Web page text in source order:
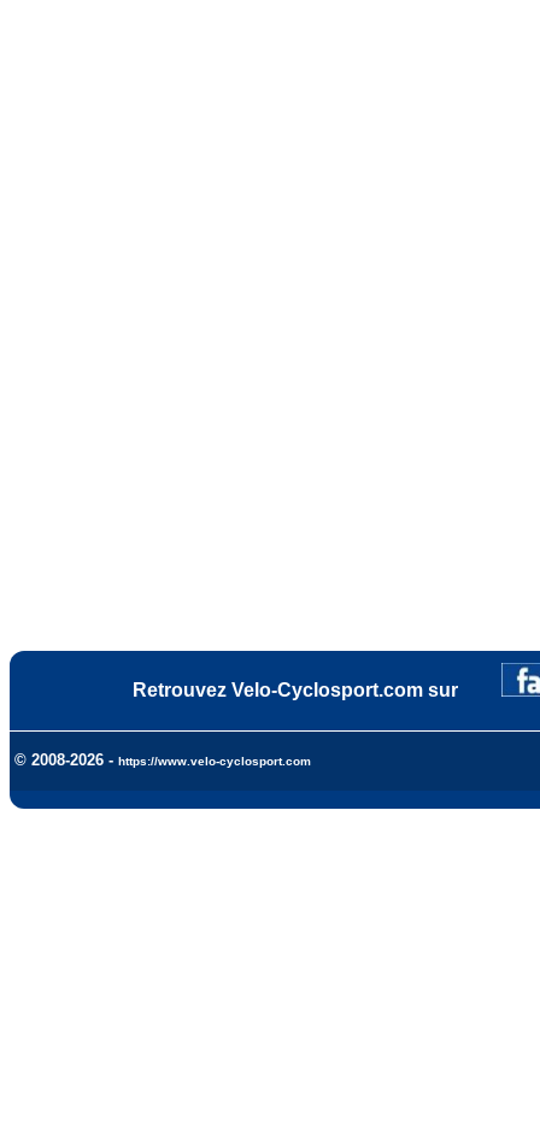
Retrouvez Velo-Cyclosport.com sur
© 2008-2026 - https://www.velo-cyclosport.com